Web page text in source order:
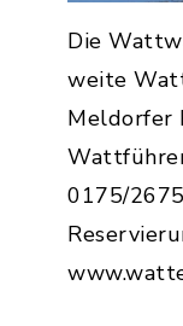
Die
weite
Meldorfer
0175/